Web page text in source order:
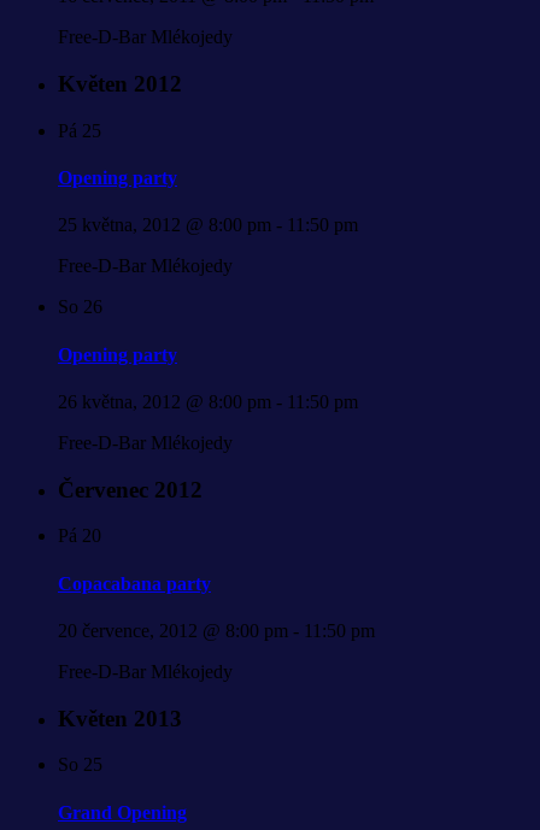
Free-D-Bar Mlékojedy
Květen 2012
Pá 25
Opening party
25 května, 2012 @ 8:00 pm - 11:50 pm
Free-D-Bar Mlékojedy
So 26
Opening party
26 května, 2012 @ 8:00 pm - 11:50 pm
Free-D-Bar Mlékojedy
Červenec 2012
Pá 20
Copacabana party
20 července, 2012 @ 8:00 pm - 11:50 pm
Free-D-Bar Mlékojedy
Květen 2013
So 25
Grand Opening